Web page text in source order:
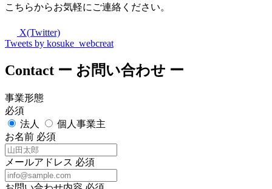
こちらからお気軽にご連絡ください。
X(Twitter)
Tweets by kosuke_webcreat
Contact ー お問い合わせ ー
事業形態
必須
法人
個人事業主
お名前 必須
メールアドレス 必須